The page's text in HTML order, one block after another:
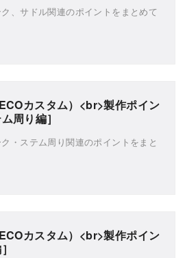
、サドル関連のポイントをまとめて
カスタム）<br>製作ポイン
周り編］
・ステム周り関連のポイントをまと
カスタム）<br>製作ポイン